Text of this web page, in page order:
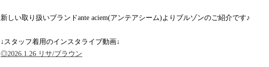
新しい取り扱いブランドante aciem(アンテアシーム)よりブルゾンのご紹介です♪
↓スタッフ着用のインスタライブ動画↓
◎2026.1.26 リサ/ブラウン